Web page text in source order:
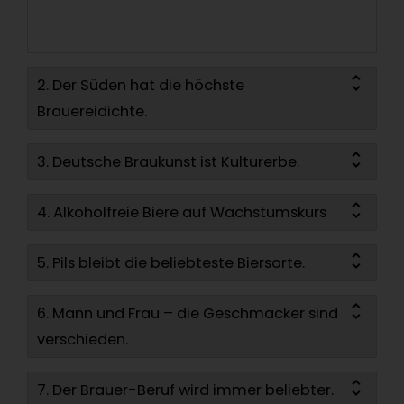
2. Der Süden hat die höchste
Brauereidichte.
3. Deutsche Braukunst ist Kulturerbe.
4. Alkoholfreie Biere auf Wachstumskurs
5. Pils bleibt die beliebteste Biersorte.
6. Mann und Frau – die Geschmäcker sind
verschieden.
7. Der Brauer-Beruf wird immer beliebter.